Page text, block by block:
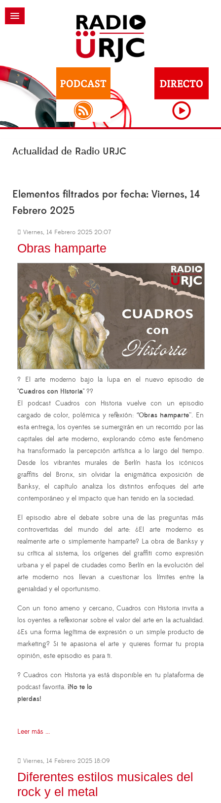
Actualidad de Radio URJC
Elementos filtrados por fecha: Viernes, 14
Febrero 2025
Viernes, 14 Febrero 2025 20:07
Obras hamparte
? El arte moderno bajo la lupa en el nuevo episodio de
"Cuadros con Historia" ??
El podcast Cuadros con Historia vuelve con un episodio
cargado de color, polémica y reflexión: ‘’Obras hamparte¨. En
esta entrega, los oyentes se sumergirán en un recorrido por las
capitales del arte moderno, explorando cómo este fenómeno
ha transformado la percepción artística a lo largo del tiempo.
Desde los vibrantes murales de Berlín hasta los icónicos
graffitis del Bronx, sin olvidar la enigmática exposición de
Banksy, el capítulo analiza los distintos enfoques del arte
contemporáneo y el impacto que han tenido en la sociedad.
El episodio abre el debate sobre una de las preguntas más
controvertidas del mundo del arte: ¿El arte moderno es
realmente arte o simplemente hamparte? La obra de Banksy y
su crítica al sistema, los orígenes del graffiti como expresión
urbana y el papel de ciudades como Berlín en la evolución del
arte moderno nos llevan a cuestionar los límites entre la
genialidad y el oportunismo.
Con un tono ameno y cercano, Cuadros con Historia invita a
los oyentes a reflexionar sobre el valor del arte en la actualidad.
¿Es una forma legítima de expresión o un simple producto de
marketing? Si te apasiona el arte y quieres formar tu propia
opinión, este episodio es para ti.
? Cuadros con Historia ya está disponible en tu plataforma de
podcast favorita. ¡No te lo
pierdas!
Leer más ...
Viernes, 14 Febrero 2025 18:09
Diferentes estilos musicales del
rock y el metal